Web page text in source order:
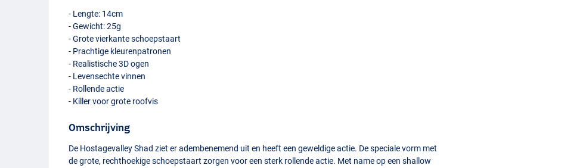
- Lengte: 14cm
- Gewicht: 25g
- Grote vierkante schoepstaart
- Prachtige kleurenpatronen
- Realistische 3D ogen
- Levensechte vinnen
- Rollende actie
- Killer voor grote roofvis
Omschrijving
De Hostagevalley Shad ziet er adembenemend uit en heeft een geweldige actie. De speciale vorm met
de grote, rechthoekige schoepstaart zorgen voor een sterk rollende actie. Met name op een shallow